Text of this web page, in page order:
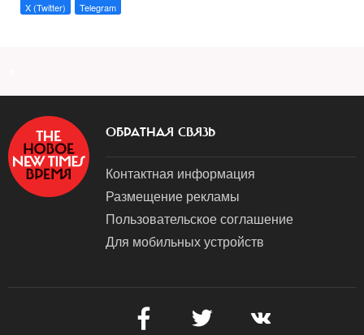
X (Twitter) Telegram
ОБРАТНАЯ СВЯЗЬ
Контактная информация
Размещение рекламы
Пользовательское соглашение
Для мобильных устройств